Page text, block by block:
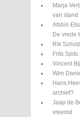
Marja
van stand
Afshin
De vrede
Rik
Frits
Vincent
Wim
Hans
archief?
Jaap de
vreemd